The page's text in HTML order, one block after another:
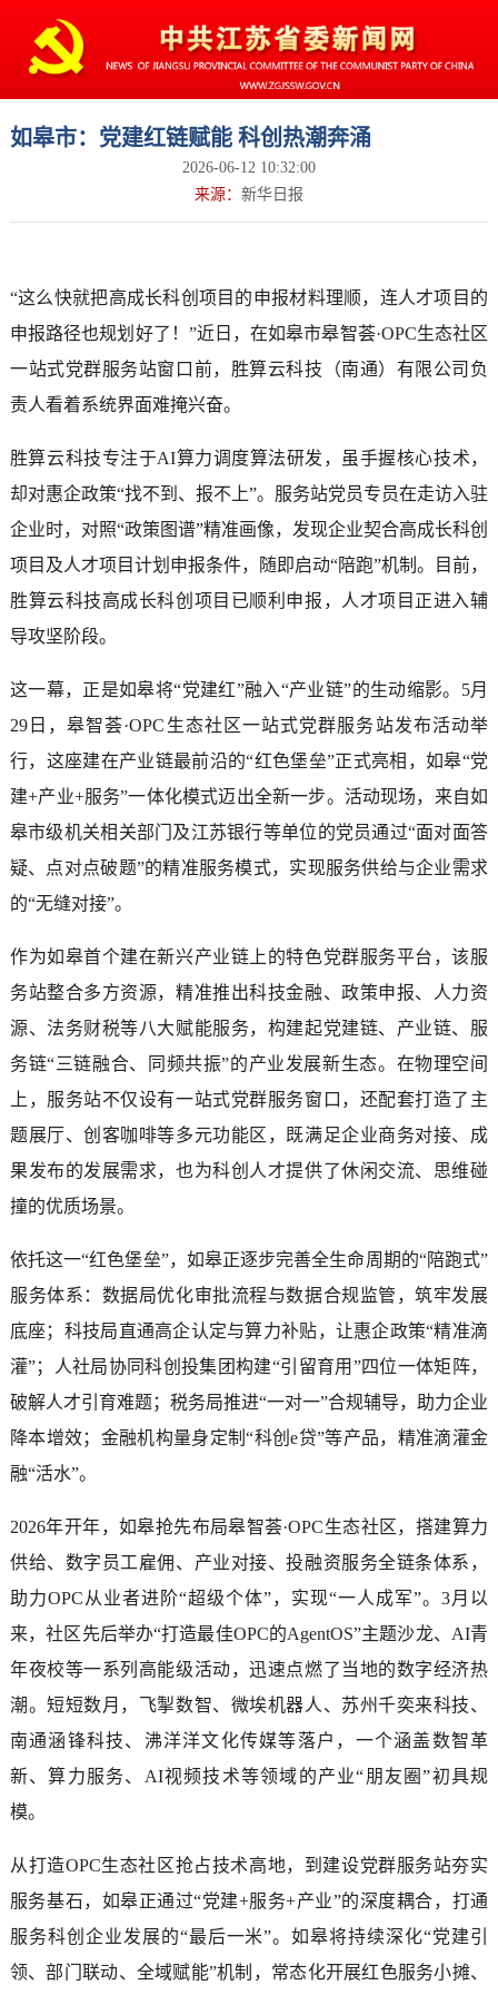
如皋市：党建红链赋能 科创热潮奔涌
2026-06-12 10:32:00
来源： 新华日报
“这么快就把高成长科创项目的申报材料理顺，连人才项目的
申报路径也规划好了！”近日，在如皋市皋智荟·OPC生态社区
一站式党群服务站窗口前，胜算云科技（南通）有限公司负
责人看着系统界面难掩兴奋。
胜算云科技专注于AI算力调度算法研发，虽手握核心技术，
却对惠企政策“找不到、报不上”。服务站党员专员在走访入驻
企业时，对照“政策图谱”精准画像，发现企业契合高成长科创
项目及人才项目计划申报条件，随即启动“陪跑”机制。目前，
胜算云科技高成长科创项目已顺利申报，人才项目正进入辅
导攻坚阶段。
这一幕，正是如皋将“党建红”融入“产业链”的生动缩影。5月
29日，皋智荟·OPC生态社区一站式党群服务站发布活动举
行，这座建在产业链最前沿的“红色堡垒”正式亮相，如皋“党
建+产业+服务”一体化模式迈出全新一步。活动现场，来自如
皋市级机关相关部门及江苏银行等单位的党员通过“面对面答
疑、点对点破题”的精准服务模式，实现服务供给与企业需求
的“无缝对接”。
作为如皋首个建在新兴产业链上的特色党群服务平台，该服
务站整合多方资源，精准推出科技金融、政策申报、人力资
源、法务财税等八大赋能服务，构建起党建链、产业链、服
务链“三链融合、同频共振”的产业发展新生态。在物理空间
上，服务站不仅设有一站式党群服务窗口，还配套打造了主
题展厅、创客咖啡等多元功能区，既满足企业商务对接、成
果发布的发展需求，也为科创人才提供了休闲交流、思维碰
撞的优质场景。
依托这一“红色堡垒”，如皋正逐步完善全生命周期的“陪跑式”
服务体系：数据局优化审批流程与数据合规监管，筑牢发展
底座；科技局直通高企认定与算力补贴，让惠企政策“精准滴
灌”；人社局协同科创投集团构建“引留育用”四位一体矩阵，
破解人才引育难题；税务局推进“一对一”合规辅导，助力企业
降本增效；金融机构量身定制“科创e贷”等产品，精准滴灌金
融“活水”。
2026年开年，如皋抢先布局皋智荟·OPC生态社区，搭建算力
供给、数字员工雇佣、产业对接、投融资服务全链条体系，
助力OPC从业者进阶“超级个体”，实现“一人成军”。3月以
来，社区先后举办“打造最佳OPC的AgentOS”主题沙龙、AI青
年夜校等一系列高能级活动，迅速点燃了当地的数字经济热
潮。短短数月，飞掣数智、微埃机器人、苏州千奕来科技、
南通涵锋科技、沸洋洋文化传媒等落户，一个涵盖数智革
新、算力服务、AI视频技术等领域的产业“朋友圈”初具规
模。
从打造OPC生态社区抢占技术高地，到建设党群服务站夯实
服务基石，如皋正通过“党建+服务+产业”的深度耦合，打通
服务科创企业发展的“最后一米”。如皋将持续深化“党建引
领、部门联动、全域赋能”机制，常态化开展红色服务小摊、